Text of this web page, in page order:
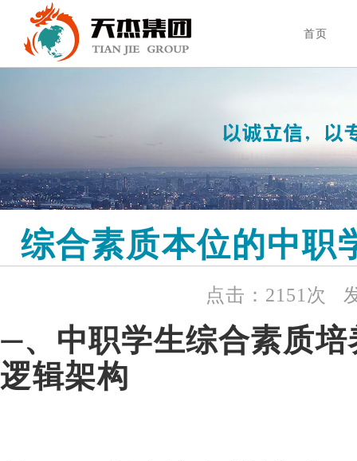
首页
综合素质本位的中职
点击：2151次
一、中职学生综合素质
逻辑架构